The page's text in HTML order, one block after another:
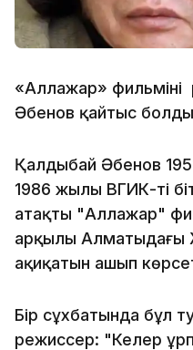
«Аллажар»
Әбенов қайтыс
Қалдыбай Әбенов
1986 жылы ВГИК-ті
атақты "Аллажар"
арқылы Алматыдағы
ақиқатын ашып
Бір сұхбатында бұл
режиссер: "Келер